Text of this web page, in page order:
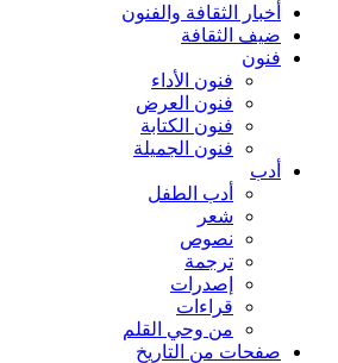
أخبار الثقافة والفنون
ضيف الثقافة
فنون
فنون الأداء
فنون العرض
فنون الكتابة
فنون الجميلة
أدب
أدب الطفل
شعر
نصوص
ترجمة
إصدرات
قراءات
من وحي القلم
صفحات من التاريخ